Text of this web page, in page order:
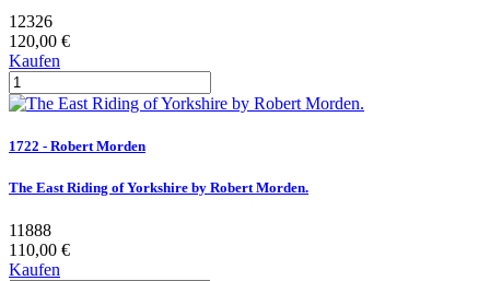
12326
120,00 €
Kaufen
1722 - Robert Morden
The East Riding of Yorkshire by Robert Morden.
11888
110,00 €
Kaufen